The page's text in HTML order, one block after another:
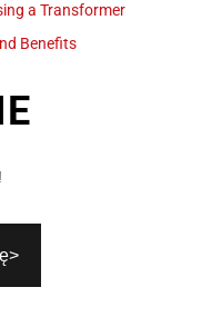
a Transformer
Benefits